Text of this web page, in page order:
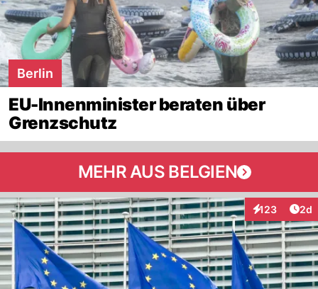
Berlin
EU-Innenminister beraten über
Grenzschutz
MEHR AUS BELGIEN
123
Interaktionen
2d